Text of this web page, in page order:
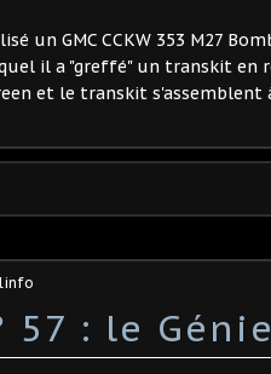
un GMC CCKW 353 M27
il a "greffé" un transkit en
et le transkit s'assemblent
57 : le